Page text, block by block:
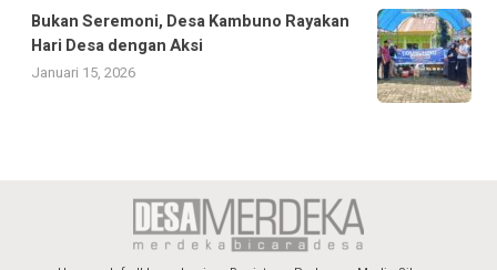
Bukan Seremoni, Desa Kambuno Rayakan
Hari Desa dengan Aksi
Januari 15, 2026